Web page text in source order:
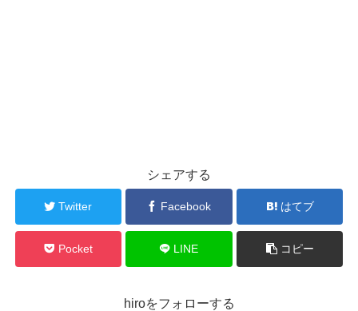
シェアする
Twitter Facebook はてブ
Pocket LINE コピー
hiroをフォローする